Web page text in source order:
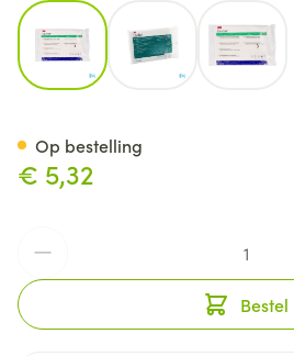
View larger image
€ 5,32
Bestel
Op bestelling